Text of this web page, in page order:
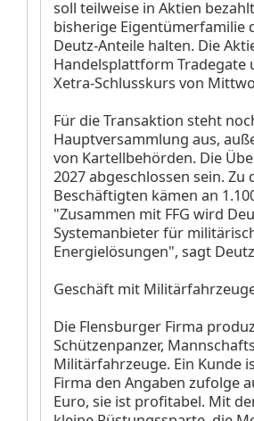
soll teilweise in Aktien
bisherige Eigentümerfamilie
Deutz-Anteile halten. Die
Handelsplattform Tradegate
Xetra-Schlusskurs von
Für die Transaktion steht
Hauptversammlung aus,
von Kartellbehörden. Die
2027 abgeschlossen sein.
Beschäftigten kämen an
"Zusammen mit FFG wird
Systemanbieter für
Energielösungen", sagt
Geschäft mit
Die Flensburger Firma
Schützenpanzer,
Militärfahrzeuge. Ein Kunde
Firma den Angaben zufolge
Euro, sie ist profitabel. Mit